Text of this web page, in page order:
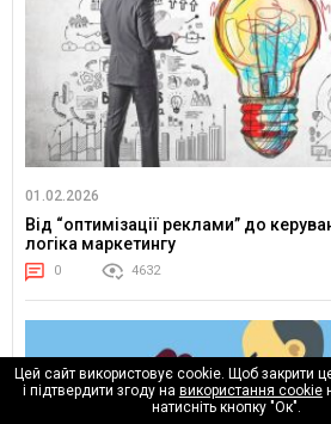
01.02.2026
Від “оптимізації реклами” до
логіка маркетингу
0 4632
Цей сайт використовує cookie. Щоб закрити
і підтвердити згоду на використання cookie
натисніть кнопку "Ок".